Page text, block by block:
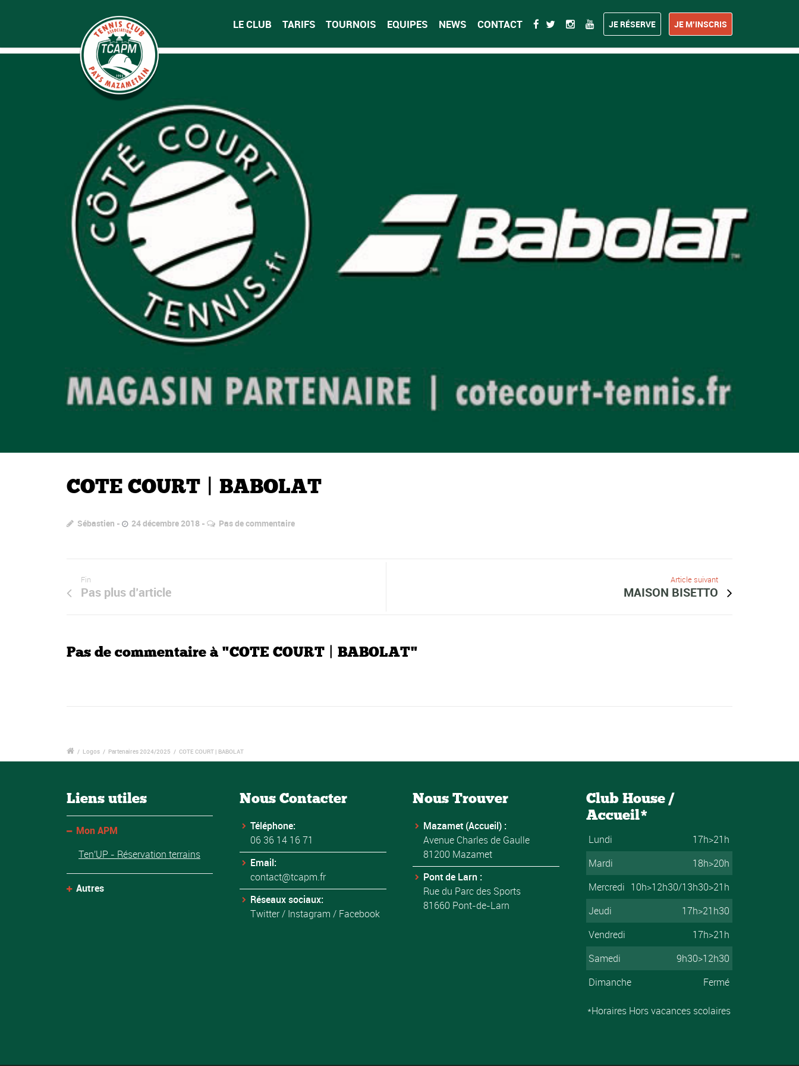
LE CLUB TARIFS TOURNOIS EQUIPES NEWS CONTACT JE RÉSERVE JE M’INSCRIS
COTE COURT | BABOLAT
Sébastien 24 décembre 2018 Pas de commentaire
Fin
Pas plus d’article
Article suivant
MAISON BISETTO
Pas de commentaire à "COTE COURT | BABOLAT"
/ Logos / Partenaires 2024/2025 / COTE COURT | BABOLAT
Liens utiles
Mon APM
Ten'UP - Réservation terrains
Autres
Nous Contacter
Téléphone:
06 36 14 16 71
Email:
contact@tcapm.fr
Réseaux sociaux:
Twitter/ Instagram / Facebook
Nous Trouver
Mazamet (Accueil) :
Avenue Charles de Gaulle
81200 Mazamet
Pont de Larn :
Rue du Parc des Sports
81660 Pont-de-Larn
Club House /
Accueil*
Lundi
17h>21h
Mardi
18h>20h
Mercredi 10h>12h30/13h30>21h
Jeudi
17h>21h30
Vendredi
17h>21h
Samedi
9h30>12h30
Dimanche
Fermé
*Horaires Hors vacances scolaires